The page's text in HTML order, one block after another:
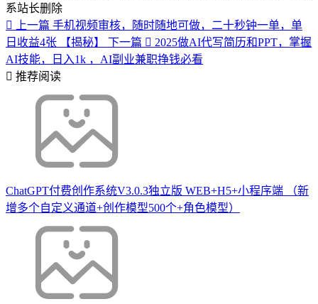
系站长删除
上一篇 手机视频审核，随时随地可做，二十秒钟一单，单
日收益4张 【揭秘】
下一篇
2025做AI代写简历和PPT，掌握
AI技能，日入1k ，AI副业兼职挣钱必看
推荐阅读
ChatGPT付费创作系统V3.0.3独立版 WEB+H5+小程序端 （新
增多个自定义通道+创作模型500个+角色模型）